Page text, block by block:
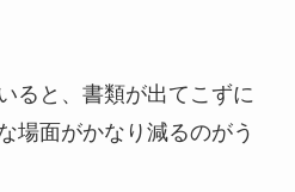
ると、書類が出てこずに
場面がかなり減るのがう